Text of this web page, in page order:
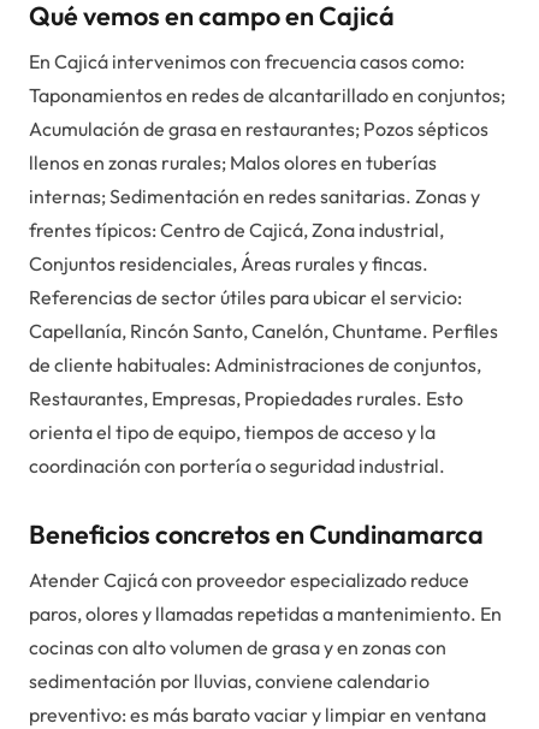
Qué vemos en campo en Cajicá
En Cajicá intervenimos con frecuencia casos como:
Taponamientos en redes de alcantarillado en conjuntos;
Acumulación de grasa en restaurantes; Pozos sépticos
llenos en zonas rurales; Malos olores en tuberías
internas; Sedimentación en redes sanitarias. Zonas y
frentes típicos: Centro de Cajicá, Zona industrial,
Conjuntos residenciales, Áreas rurales y fincas.
Referencias de sector útiles para ubicar el servicio:
Capellanía, Rincón Santo, Canelón, Chuntame. Perfiles
de cliente habituales: Administraciones de conjuntos,
Restaurantes, Empresas, Propiedades rurales. Esto
orienta el tipo de equipo, tiempos de acceso y la
coordinación con portería o seguridad industrial.
Beneficios concretos en Cundinamarca
Atender Cajicá con proveedor especializado reduce
paros, olores y llamadas repetidas a mantenimiento. En
cocinas con alto volumen de grasa y en zonas con
sedimentación por lluvias, conviene calendario
preventivo: es más barato vaciar y limpiar en ventana